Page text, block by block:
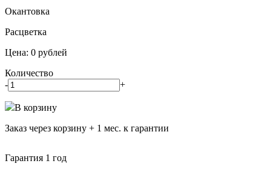
Окантовка
Pасцветка
Цена: 0 рублей
Количество
-
+
В корзину
Заказ через корзину + 1 мес. к гарантии
Гарантия 1 год